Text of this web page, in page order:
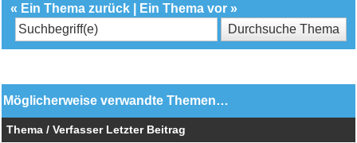
« Ein Thema zurück Ein Thema vor »
Möglicherweise verwandte Themen…
Thema / Verfasser Letzter Beitrag